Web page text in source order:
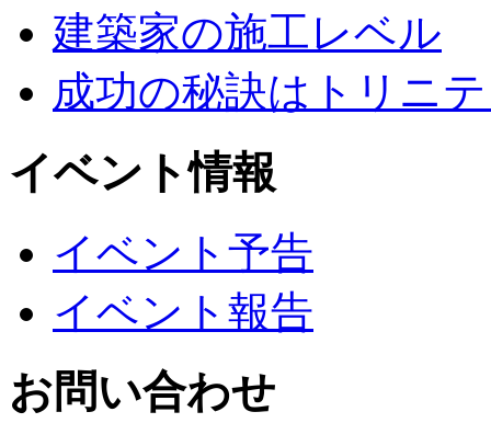
建築家の施工レベル
成功の秘訣はトリニ
イベント情報
イベント予告
イベント報告
お問い合わせ